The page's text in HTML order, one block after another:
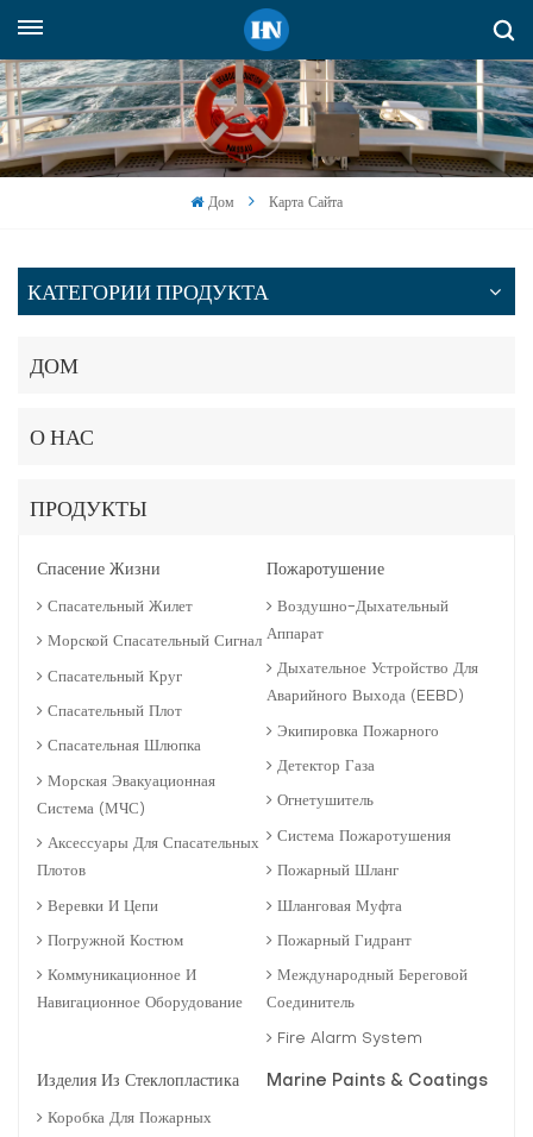
Русский
English
русский
Indonesia
Дом Карта Сайта
КАТЕГОРИИ ПРОДУКТА
ДОМ
О НАС
ПРОДУКТЫ
Спасение Жизни
Спасательный Жилет
Морской Спасательный Сигнал
Спасательный Круг
Спасательный Плот
Спасательная Шлюпка
Морская Эвакуационная
Система (МЧС)
Аксессуары Для Спасательных
Плотов
Веревки И Цепи
Погружной Костюм
Коммуникационное И
Навигационное Оборудование
Пожаротушение
Воздушно-Дыхательный
Аппарат
Дыхательное Устройство Для
Аварийного Выхода (EEBD)
Экипировка Пожарного
Детектор Газа
Огнетушитель
Система Пожаротушения
Пожарный Шланг
Шланговая Муфта
Пожарный Гидрант
Международный Береговой
Соединитель
Fire Alarm System
Изделия Из Стеклопластика
Коробка Для Пожарных
Marine Paints & Coatings